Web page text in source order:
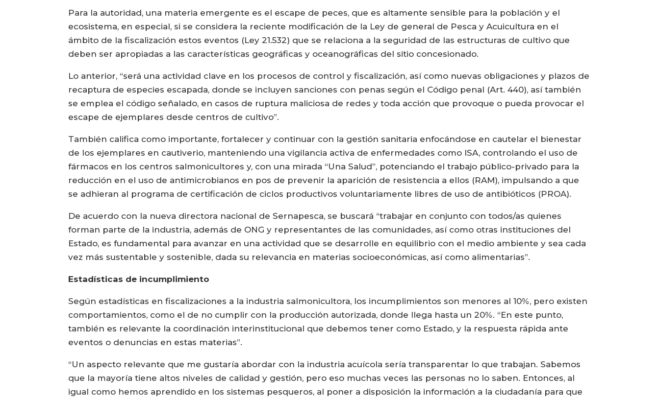
Para la autoridad, una materia emergente es el escape de peces, que es altamente sensible para la población y el
ecosistema, en especial, si se considera la reciente modificación de la Ley de general de Pesca y Acuicultura en el
ámbito de la fiscalización estos eventos (Ley 21.532) que se relaciona a la seguridad de las estructuras de cultivo que
deben ser apropiadas a las características geográficas y oceanográficas del sitio concesionado.
Lo anterior, “será una actividad clave en los procesos de control y fiscalización, así como nuevas obligaciones y plazos de
recaptura de especies escapada, donde se incluyen sanciones con penas según el Código penal (Art. 440), así también
se emplea el código señalado, en casos de ruptura maliciosa de redes y toda acción que provoque o pueda provocar el
escape de ejemplares desde centros de cultivo”.
También califica como importante, fortalecer y continuar con la gestión sanitaria enfocándose en cautelar el bienestar
de los ejemplares en cautiverio, manteniendo una vigilancia activa de enfermedades como ISA, controlando el uso de
fármacos en los centros salmonicultores y, con una mirada “Una Salud”, potenciando el trabajo público-privado para la
reducción en el uso de antimicrobianos en pos de prevenir la aparición de resistencia a ellos (RAM), impulsando a que
se adhieran al programa de certificación de ciclos productivos voluntariamente libres de uso de antibióticos (PROA).
De acuerdo con la nueva directora nacional de Sernapesca, se buscará “trabajar en conjunto con todos/as quienes
forman parte de la industria, además de ONG y representantes de las comunidades, así como otras instituciones del
Estado, es fundamental para avanzar en una actividad que se desarrolle en equilibrio con el medio ambiente y sea cada
vez más sustentable y sostenible, dada su relevancia en materias socioeconómicas, así como alimentarias”.
Estadísticas de incumplimiento
Según estadísticas en fiscalizaciones a la industria salmonicultora, los incumplimientos son menores al 10%, pero existen
comportamientos, como el de no cumplir con la producción autorizada, donde llega hasta un 20%. “En este punto,
también es relevante la coordinación interinstitucional que debemos tener como Estado, y la respuesta rápida ante
eventos o denuncias en estas materias”.
“Un aspecto relevante que me gustaría abordar con la industria acuícola sería transparentar lo que trabajan. Sabemos
que la mayoría tiene altos niveles de calidad y gestión, pero eso muchas veces las personas no lo saben. Entonces, al
igual como hemos aprendido en los sistemas pesqueros, al poner a disposición la información a la ciudadanía para que